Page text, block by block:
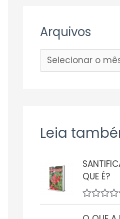
Arquivos
Leia
QUE É?
A
v